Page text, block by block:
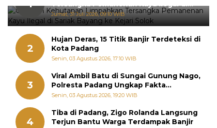
1
Tersangka Pemanenan Kayu Ilegal di
Sariak Bayang ke Kejari Solok
Jumat, 31 Juli 2026, 09:10 WIB
2
Hujan Deras, 15 Titik Banjir Terdeteksi di
Kota Padang
Senin, 03 Agustus 2026, 17:10 WIB
3
Viral Ambil Batu di Sungai Gunung Nago,
Polresta Padang Ungkap Fakta
Sebenarnya
Senin, 03 Agustus 2026, 19:20 WIB
4
Tiba di Padang, Zigo Rolanda Langsung
Terjun Bantu Warga Terdampak Banjir